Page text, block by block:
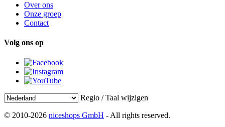
Over ons
Onze groep
Contact
Volg ons op
Regio / Taal wijzigen
© 2010-2026 niceshops GmbH - All rights reserved.